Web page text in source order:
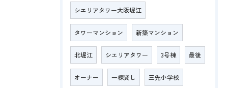
シエリアタワー大阪堀江
タワーマンション 新築マンション
北堀江 シエリアタワー 3号棟 最後
オーナー 一棟貸し 三先小学校